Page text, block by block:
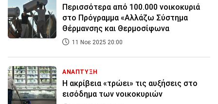
Περισσότερα από 100.000 νοικοκυριά
στο Πρόγραμμα «Αλλάζω Σύστημα
Θέρμανσης και Θερμοσίφωνα
11 Νοε 2025 20:00
ΑΝΑΠΤΥΞΗ
Η ακρίβεια «τρώει» τις αυξήσεις στο
εισόδημα των νοικοκυριών